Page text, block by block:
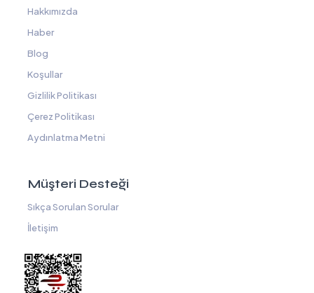
Hakkımızda
Haber
Blog
Koşullar
Gizlilik Politikası
Çerez Politikası
Aydınlatma Metni
Müşteri Desteği
Sıkça Sorulan Sorular
İletişim